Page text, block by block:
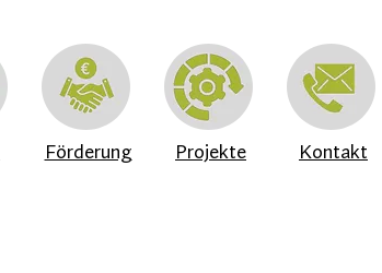
Förderung Projekte Kontakt